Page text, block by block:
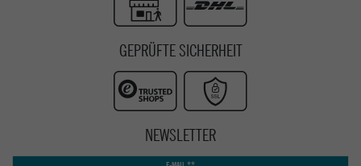
GEPRÜFTE SICHERHEIT
NEWSLETTER